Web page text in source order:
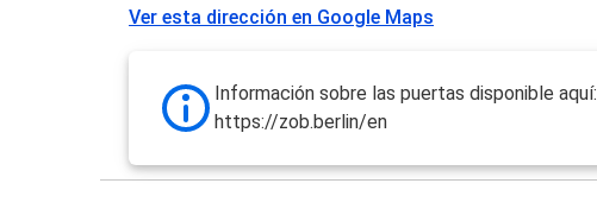
Ver esta dirección en Google Maps
Información sobre las puertas disponible aquí:
https://zob.berlin/en